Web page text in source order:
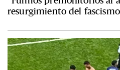
resurgimiento del